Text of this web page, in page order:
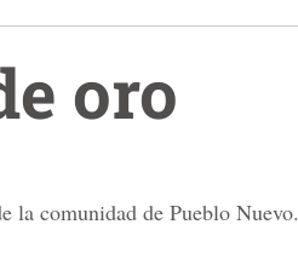
oro
la comunidad de Pueblo Nuevo.